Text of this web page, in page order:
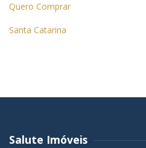
Quero Comprar
Santa Catarina
Salute Imóveis